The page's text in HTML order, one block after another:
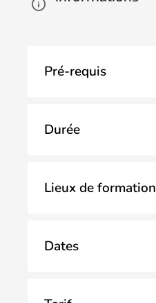
Pré-requis
Durée
Lieux de formation
Dates